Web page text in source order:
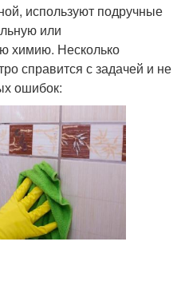
используют подручные
или
химию. Несколько
справится с задачей и не
ошибок: